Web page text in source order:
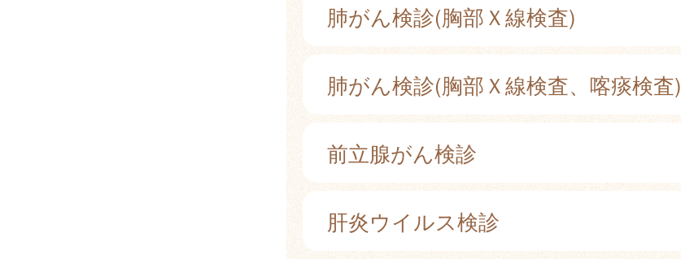
肺がん検診(胸部Ｘ線検査)
肺がん検診(胸部Ｘ線検査、喀痰検査)
前立腺がん検診
肝炎ウイルス検診